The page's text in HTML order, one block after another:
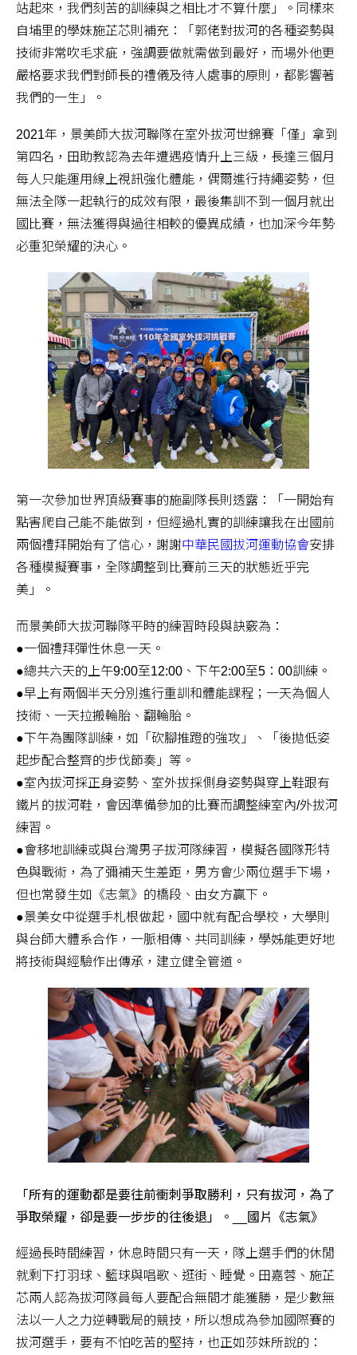
站起來，我們刻苦的訓練與之相比才不算什麼」。同樣來
自埔里的學妹施芷芯則補充：「郭佬對拔河的各種姿勢與
技術非常吹毛求疵，強調要做就需做到最好，而場外他更
嚴格要求我們對師長的禮儀及待人處事的原則，都影響著
我們的一生」。
2021年，景美師大拔河聯隊在室外拔河世錦賽「僅」拿到
第四名，田助教認為去年遭遇疫情升上三級，長達三個月
每人只能運用線上視訊強化體能，偶爾進行持繩姿勢，但
無法全隊一起執行的成效有限，最後集訓不到一個月就出
國比賽，無法獲得與過往相較的優異成績，也加深今年勢
必重犯榮耀的決心。
第一次參加世界頂級賽事的施副隊長則透露：「一開始有
點害爬自己能不能做到，但經過札實的訓練讓我在出國前
兩個禮拜開始有了信心，謝謝中華民國拔河運動協會安排
各種模擬賽事，全隊調整到比賽前三天的狀態近乎完
美」。
而景美師大拔河聯隊平時的練習時段與訣竅為：
●一個禮拜彈性休息一天。
●總共六天的上午9:00至12:00、下午2:00至5：00訓練。
●早上有兩個半天分別進行重訓和體能課程；一天為個人
技術、一天拉搬輪胎、翻輪胎。
●下午為團隊訓練，如「砍腳推蹬的強攻」、「後拋低姿
起步配合整齊的步伐節奏」等。
●室內拔河採正身姿勢、室外拔採側身姿勢與穿上鞋跟有
鐵片的拔河鞋，會因準備參加的比賽而調整練室內/外拔河
練習。
●會移地訓練或與台灣男子拔河隊練習，模擬各國隊形特
色與戰術，為了彌補天生差距，男方會少兩位選手下場，
但也常發生如《志氣》的橋段、由女方贏下。
●景美女中從選手札根做起，國中就有配合學校，大學則
與台師大體系合作，一脈相傳、共同訓練，學姊能更好地
將技術與經驗作出傳承，建立健全管道。
「所有的運動都是要往前衝刺爭取勝利，只有拔河，為了
爭取榮耀，卻是要一步步的往後退」。__國片《志氣》
經過長時間練習，休息時間只有一天，隊上選手們的休閒
就剩下打羽球、籃球與唱歌、逛街、睡覺。田嘉蓉、施芷
芯兩人認為拔河隊員每人要配合無間才能獲勝，是少數無
法以一人之力逆轉戰局的競技，所以想成為參加國際賽的
拔河選手，要有不怕吃苦的堅持，也正如莎妹所說的：